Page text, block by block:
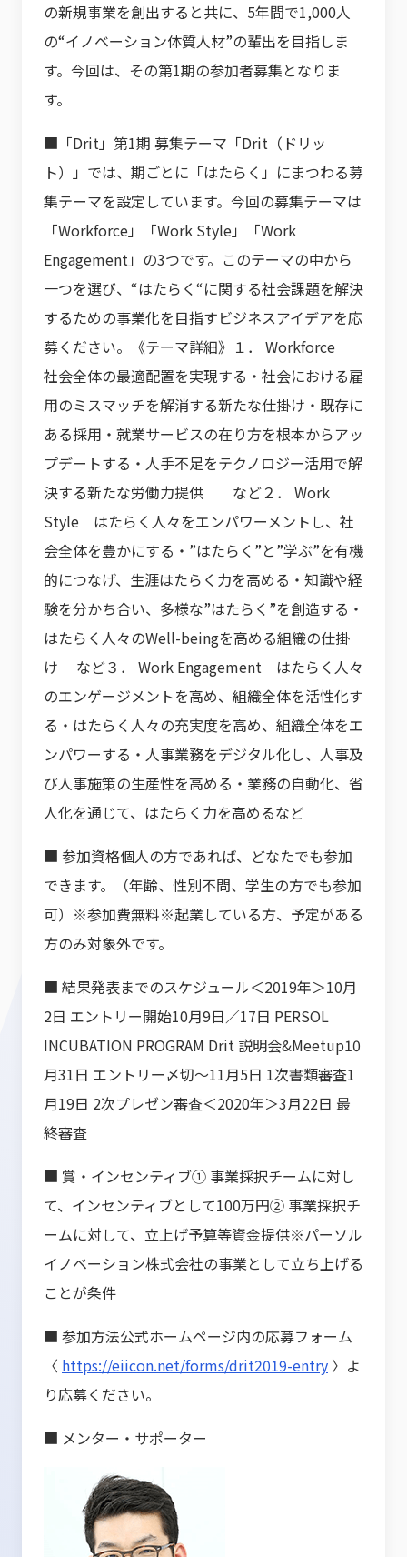
の新規事業を創出すると共に、5年間で1,000人
の“イノベーション体質人材”の輩出を目指しま
す。今回は、その第1期の参加者募集となりま
す。
■「Drit」第1期 募集テーマ「Drit（ドリッ
ト）」では、期ごとに「はたらく」にまつわる募
集テーマを設定しています。今回の募集テーマは
「Workforce」「Work Style」「Work
Engagement」の3つです。このテーマの中から
一つを選び、“はたらく“に関する社会課題を解決
するための事業化を目指すビジネスアイデアを応
募ください。《テーマ詳細》１． Workforce
社会全体の最適配置を実現する・社会における雇
用のミスマッチを解消する新たな仕掛け・既存に
ある採用・就業サービスの在り方を根本からアッ
プデートする・人手不足をテクノロジー活用で解
決する新たな労働力提供 など２． Work
Style はたらく人々をエンパワーメントし、社
会全体を豊かにする・”はたらく”と”学ぶ”を有機
的につなげ、生涯はたらく力を高める・知識や経
験を分かち合い、多様な”はたらく”を創造する・
はたらく人々のWell-beingを高める組織の仕掛
け など３． Work Engagement はたらく人々
のエンゲージメントを高め、組織全体を活性化す
る・はたらく人々の充実度を高め、組織全体をエ
ンパワーする・人事業務をデジタル化し、人事及
び人事施策の生産性を高める・業務の自動化、省
人化を通じて、はたらく力を高めるなど
■ 参加資格個人の方であれば、どなたでも参加
できます。（年齢、性別不問、学生の方でも参加
可）※参加費無料※起業している方、予定がある
方のみ対象外です。
■ 結果発表までのスケジュール＜2019年＞10月
2日 エントリー開始10月9日／17日 PERSOL
INCUBATION PROGRAM Drit 説明会&Meetup10
月31日 エントリー〆切～11月5日 1次書類審査1
月19日 2次プレゼン審査＜2020年＞3月22日 最
終審査
■ 賞・インセンティブ① 事業採択チームに対し
て、インセンティブとして100万円② 事業採択チ
ームに対して、立上げ予算等資金提供※パーソル
イノベーション株式会社の事業として立ち上げる
ことが条件
■ 参加方法公式ホームページ内の応募フォーム
〈 https://eiicon.net/forms/drit2019-entry 〉よ
り応募ください。
■ メンター・サポーター